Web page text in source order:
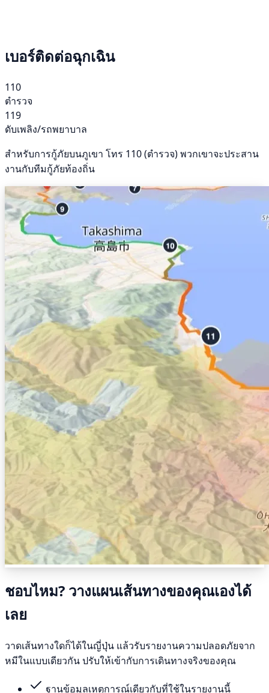
เบอร์ติดต่อฉุกเฉิน
110
ตำรวจ
119
ดับเพลิง/รถพยาบาล
สำหรับการกู้ภัยบนภูเขา โทร 110 (ตำรวจ) พวกเขาจะประสาน
งานกับทีมกู้ภัยท้องถิ่น
ชอบไหม? วางแผนเส้นทางของคุณเองได้
เลย
วาดเส้นทางใดก็ได้ในญี่ปุ่น แล้วรับรายงานความปลอดภัยจาก
หมีในแบบเดียวกัน ปรับให้เข้ากับการเดินทางจริงของคุณ
ฐานข้อมูลเหตุการณ์เดียวกับที่ใช้ในรายงานนี้